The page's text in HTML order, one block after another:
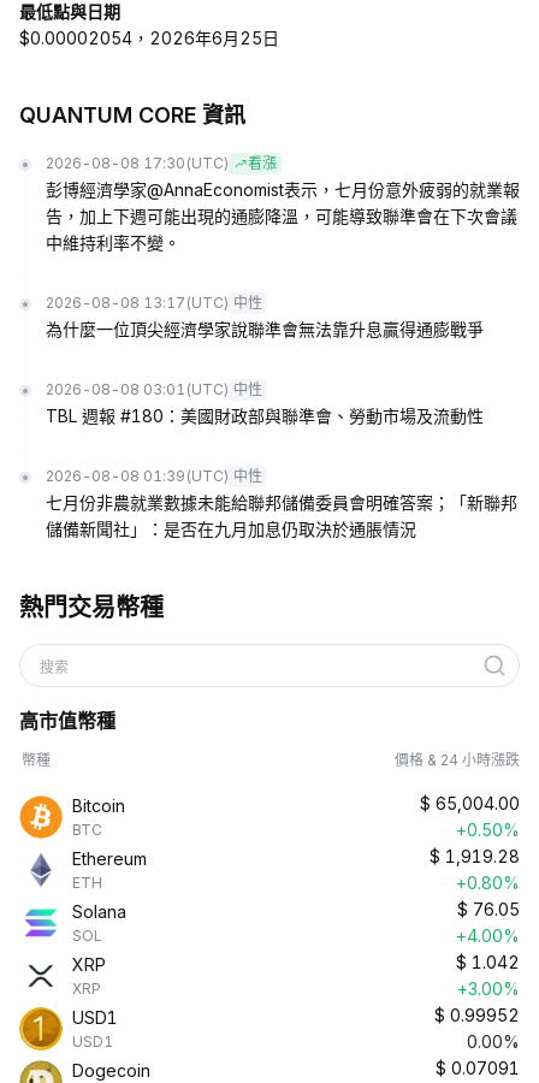
最低點與日期
$0.00002054，2026年6月25日
QUANTUM CORE 資訊
2026-08-08 17:30 (UTC) 看漲
彭博經濟學家@AnnaEconomist表示，七月份意外疲弱的就業報
告，加上下週可能出現的通膨降溫，可能導致聯準會在下次會議
中維持利率不變。
2026-08-08 13:17 (UTC) 中性
為什麼一位頂尖經濟學家說聯準會無法靠升息贏得通膨戰爭
2026-08-08 03:01 (UTC) 中性
TBL 週報 #180：美國財政部與聯準會、勞動市場及流動性
2026-08-08 01:39 (UTC) 中性
七月份非農就業數據未能給聯邦儲備委員會明確答案；「新聯邦
儲備新聞社」：是否在九月加息仍取決於通脹情況
熱門交易幣種
搜索
高市值幣種
幣種 價格 & 24 小時漲跌
Bitcoin
BTC
$ 65,004.00
+0.50%
Ethereum
ETH
$ 1,919.28
+0.80%
Solana
SOL
$ 76.05
+4.00%
XRP
XRP
$ 1.042
+3.00%
USD1
USD1
$ 0.99952
0.00%
Dogecoin
$ 0.07091